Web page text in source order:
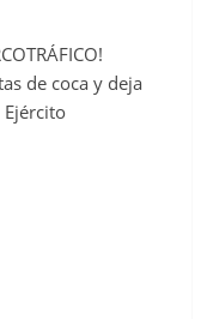
de coca y deja